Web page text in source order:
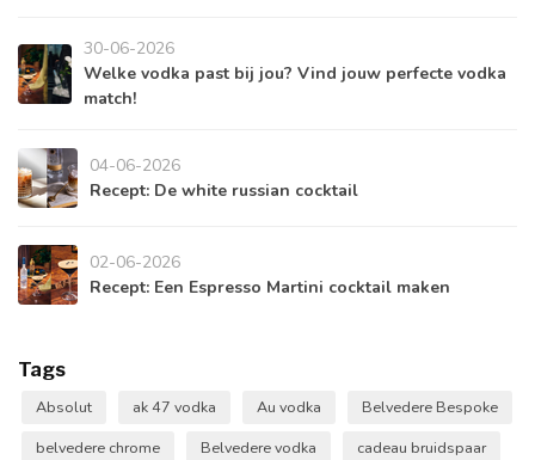
30-06-2026
Welke vodka past bij jou? Vind jouw perfecte vodka
match!
04-06-2026
Recept: De white russian cocktail
02-06-2026
Recept: Een Espresso Martini cocktail maken
Tags
Absolut ak 47 vodka Au vodka
Belvedere Bespoke
belvedere chrome
Belvedere vodka
cadeau bruidspaar